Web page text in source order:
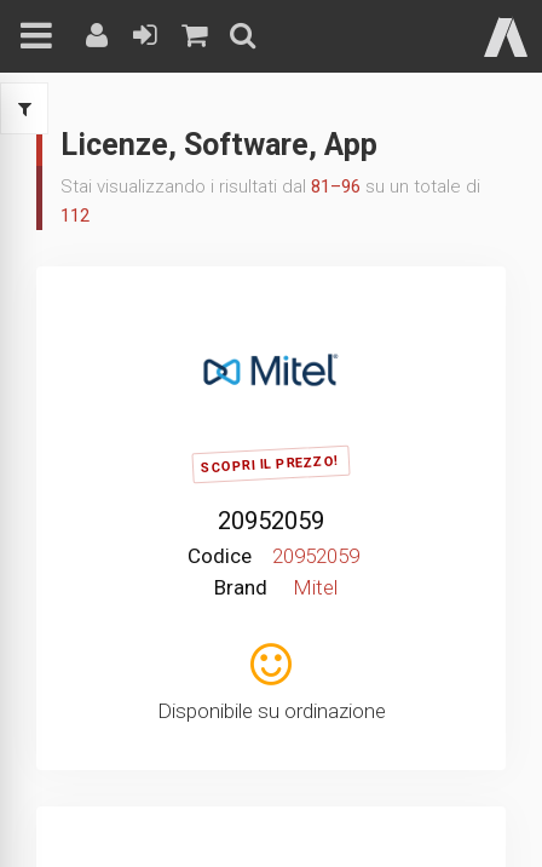
content
Licenze, Software, App
Stai visualizzando i risultati dal 81–96 su un totale di
112
SCOPRI IL PREZZO!
20952059
Codice
20952059
Brand
Mitel
Disponibile su ordinazione